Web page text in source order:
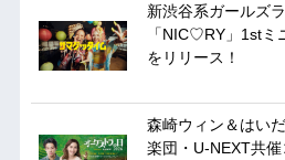
新渋谷系ガールズ
「NIC♡RY」1stミ
をリリース！
森崎ウィン＆はい
楽団・U-NEXT共